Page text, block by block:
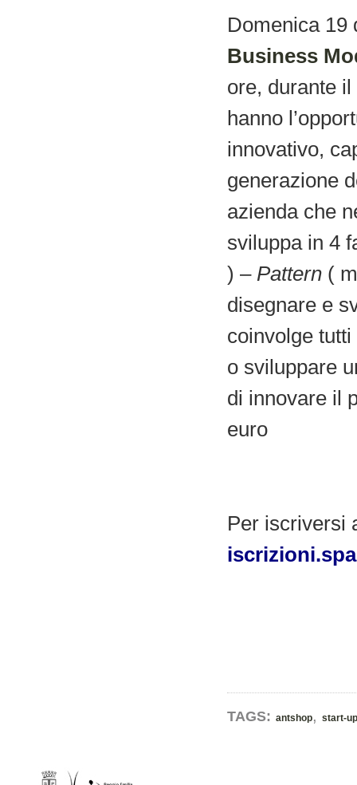
Domenica 19
Business
ore, durante
hanno
innovativo,
generazione
azienda che
sviluppa in 4
) – Pattern (
disegnare e
coinvolge
o sviluppare
di innovare il
euro
Per iscriversi
TAGS: antshop, start-